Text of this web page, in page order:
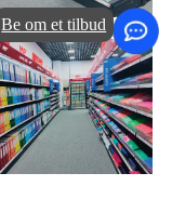
Be om et tilbud